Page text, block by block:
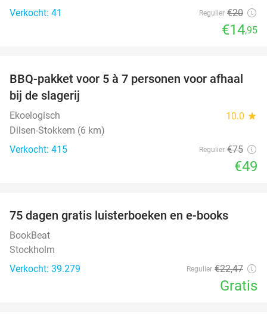
Verkocht: 41
Regulier €20
€14,95
35%
BBQ-pakket voor 5 à 7 personen voor afhaal
bij de slagerij
Ekoelogisch 10.0 star
Dilsen-Stokkem (6 km)
Verkocht: 415
Regulier €75
€49
75 dagen gratis luisterboeken en e-books
BookBeat
Stockholm
Verkocht: 39.279
Regulier €22,47
Gratis